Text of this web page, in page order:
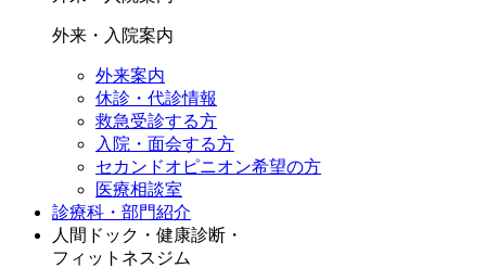
外来・入院案内
外来案内
休診・代診情報
救急受診する方
入院・面会する方
セカンドオピニオン希望の方
医療相談室
診療科・部門紹介
人間ドック・健康診断・
フィットネスジム